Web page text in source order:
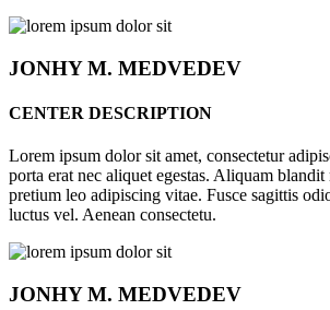
JONHYM. MEDVEDEV
CENTER DESCRIPTION
Lorem ipsum dolor sit amet, consectetur
porta erat nec aliquet egestas. Aliquam blandit
pretium leo adipiscing vitae. Fusce sagittis
luctus vel. Aenean consectetu.
JONHYM. MEDVEDEV